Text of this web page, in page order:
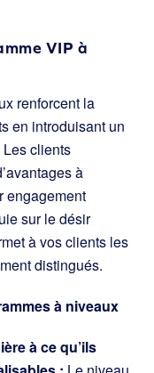
VIP à
renforcent la
en introduisant un
Les clients
à
engagement
sur le désir
à vos clients les
distingués.
à niveaux
à ce qu’ils